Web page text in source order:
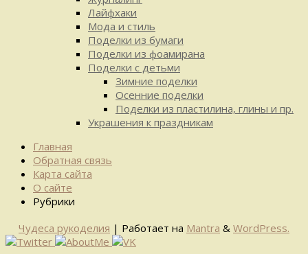
Лайфхаки
Мода и стиль
Поделки из бумаги
Поделки из фоамирана
Поделки с детьми
Зимние поделки
Осенние поделки
Поделки из пластилина, глины и пр.
Украшения к праздникам
Главная
Обратная связь
Карта сайта
О сайте
Рубрики
Чудеса рукоделия | Работает на Mantra & WordPress.